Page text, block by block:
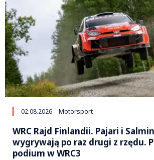
02.08.2026 Motorsport
WRC Rajd Finlandii. Pajari i
wygrywają po raz drugi z rzędu.
podium w WRC3